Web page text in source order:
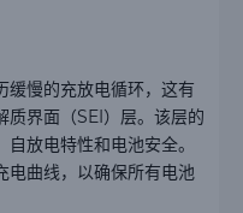
缓慢的充放电循环，这有
质界面（SEI）层。该层的
放电特性和电池安全。
电曲线，以确保所有电池